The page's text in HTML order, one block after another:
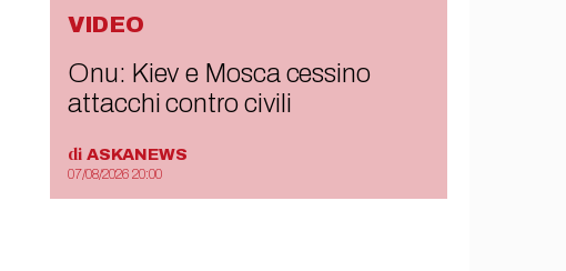
VIDEO
Onu: Kiev e Mosca cessino
attacchi contro civili
di ASKANEWS
07/08/2026 20:00